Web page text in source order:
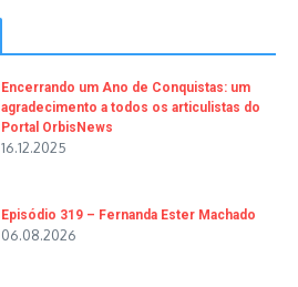
Encerrando um Ano de Conquistas: um
agradecimento a todos os articulistas do
Portal OrbisNews
16.12.2025
Episódio 319 – Fernanda Ester Machado
06.08.2026